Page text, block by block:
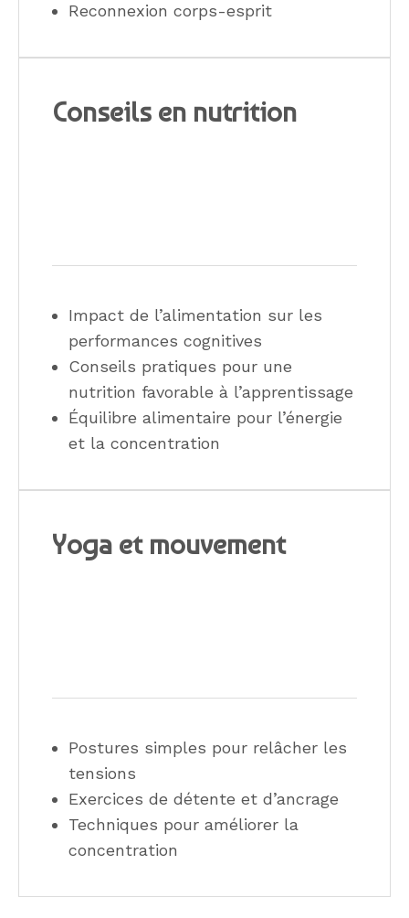
Reconnexion corps-esprit
Conseils en nutrition
Impact de l’alimentation sur les
performances cognitives
Conseils pratiques pour une
nutrition favorable à l’apprentissage
Équilibre alimentaire pour l’énergie
et la concentration
Yoga et mouvement
Postures simples pour relâcher les
tensions
Exercices de détente et d’ancrage
Techniques pour améliorer la
concentration